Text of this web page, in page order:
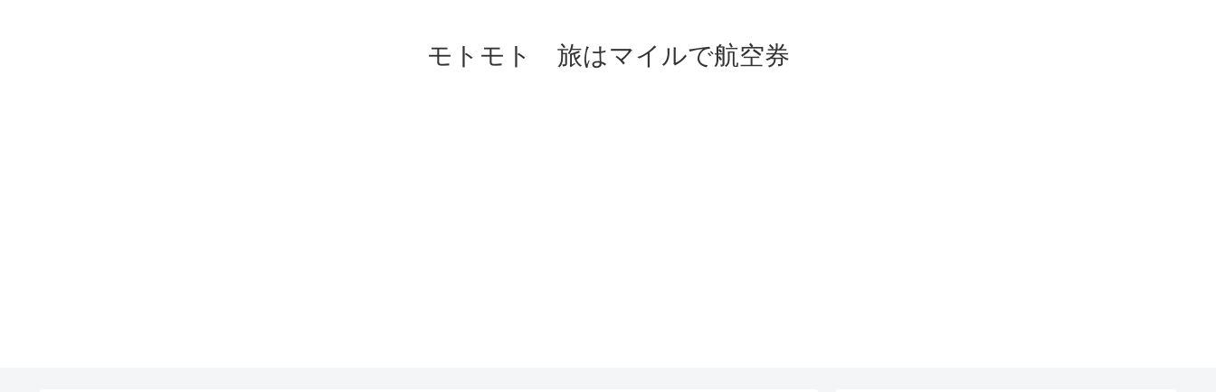
モトモト 旅はマイルで航空券